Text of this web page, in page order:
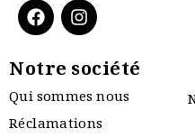
Notre société
Qui sommes nous
Réclamations